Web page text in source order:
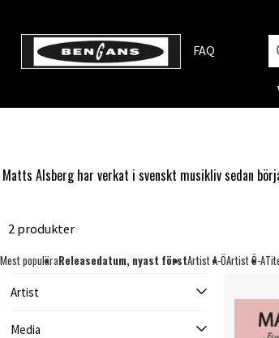
FAQ
Matts Alsberg har verkat i svenskt musikliv sedan
2 produkter
Mest populäraReleasedatum, nyast förstArtist A-ÖArtist Ö-A
Artist
Media